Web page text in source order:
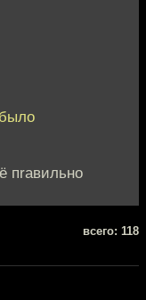
пrавильно
всего: 118